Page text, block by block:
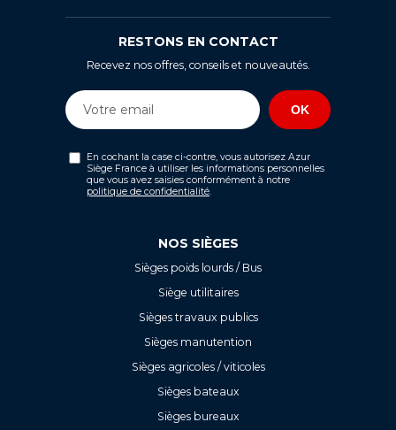
RESTONS EN CONTACT
Recevez nos offres, conseils et nouveautés.
En cochant la case ci-contre, vous autorisez Azur
Siège France à utiliser les informations personnelles
que vous avez saisies conformément à notre
politique de confidentialité
NOS SIÈGES
Sièges poids lourds / Bus
Siège utilitaires
Sièges travaux publics
Sièges manutention
Sièges agricoles / viticoles
Sièges bateaux
Sièges bureaux